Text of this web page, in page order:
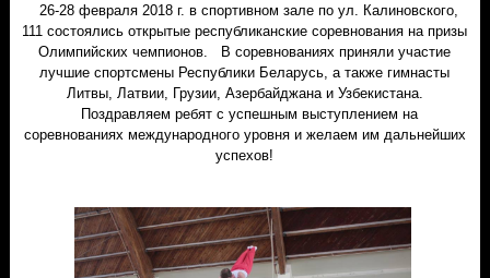
26-28 февраля 2018 г. в спортивном зале по ул. Калиновского,
111 состоялись открытые республиканские соревнования на призы
Олимпийских чемпионов. В соревнованиях приняли участие
лучшие спортсмены Республики Беларусь, а также гимнасты
Литвы, Латвии, Грузии, Азербайджана и Узбекистана.
Поздравляем ребят с успешным выступлением на
соревнованиях международного уровня и желаем им дальнейших
успехов!